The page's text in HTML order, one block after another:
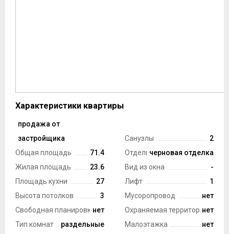
Характеристики квартиры
Тип сделки
продажа от
застройщика
Общая площадь
71.4
Жилая площадь
23.6
Площадь кухни
27
Высота потолков
3
Свободная планировканет
Тип комнат
раздельные
Санузлы
2
Отделкачерновая отделка
Вид из окна
-
Лифт
1
Мусоропровод
нет
Охраняемая территориянет
Малоэтажка
нет